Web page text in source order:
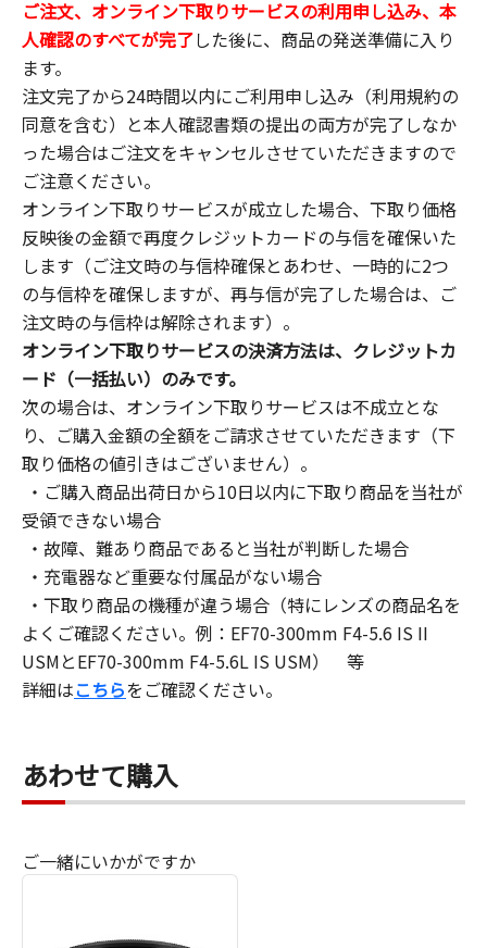
ご注文、オンライン下取りサービスの利用申し込み、本
人確認のすべてが完了した後に、商品の発送準備に入り
ます。
注文完了から24時間以内にご利用申し込み（利用規約の
同意を含む）と本人確認書類の提出の両方が完了しなか
った場合はご注文をキャンセルさせていただきますので
ご注意ください。
オンライン下取りサービスが成立した場合、下取り価格
反映後の金額で再度クレジットカードの与信を確保いた
します（ご注文時の与信枠確保とあわせ、一時的に2つ
の与信枠を確保しますが、再与信が完了した場合は、ご
注文時の与信枠は解除されます）。
オンライン下取りサービスの決済方法は、クレジットカ
ード（一括払い）のみです。
次の場合は、オンライン下取りサービスは不成立とな
り、ご購入金額の全額をご請求させていただきます（下
取り価格の値引きはございません）。
・ご購入商品出荷日から10日以内に下取り商品を当社が
受領できない場合
・故障、難あり商品であると当社が判断した場合
・充電器など重要な付属品がない場合
・下取り商品の機種が違う場合（特にレンズの商品名を
よくご確認ください。例：EF70-300mm F4-5.6 IS II
USMとEF70-300mm F4-5.6L IS USM） 等
詳細はこちらをご確認ください。
あわせて購入
ご一緒にいかがですか